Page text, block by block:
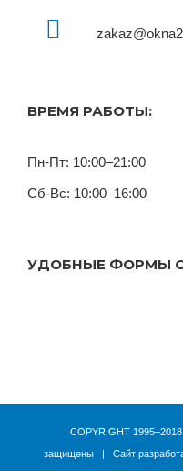
ВРЕМЯ РАБОТЫ:
Пн-Пт: 10:00–21:00
Сб-Вс: 10:00–16:00
УДОБНЫЕ ФОРМЫ
COPYRIGHT
защищены | Сайт